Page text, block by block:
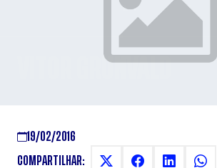
VITOR GRUNVALD
19/02/2016
COMPARTILHAR: